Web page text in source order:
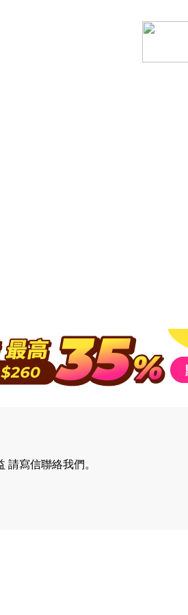
寫信聯絡我們。